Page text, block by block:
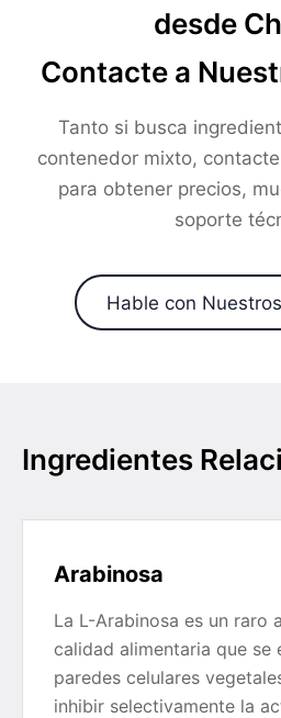
desde
Contacte a
Tanto si busca
contenedor mixto,
para obtener precios,
soporte
Hable con
Ingredientes
Arabinosa
La L-Arabinosa es un raro
calidad alimentaria que se
paredes celulares
inhibir selectivamente la